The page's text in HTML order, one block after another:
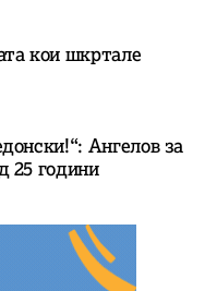
кои шкртале
Ангелов за
25 години